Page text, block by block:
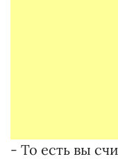
- То есть вы